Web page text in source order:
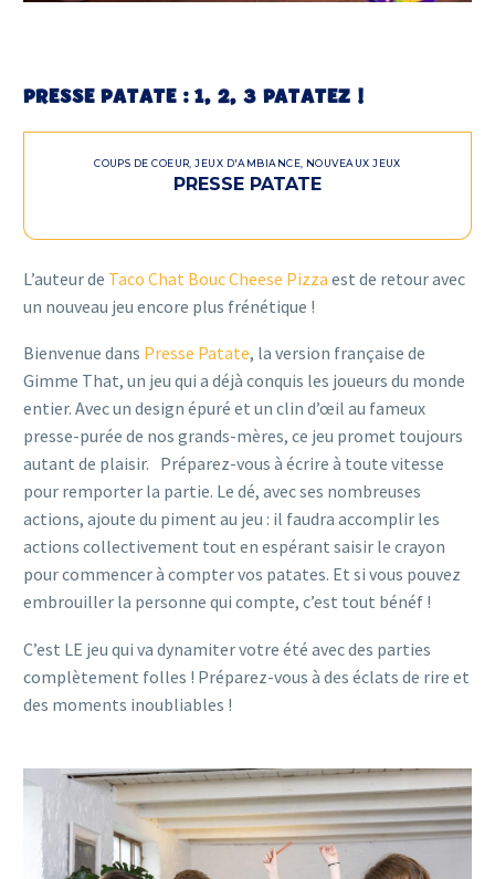
PRESSE PATATE : 1, 2, 3 PATATEZ !
COUPS DE COEUR ,JEUX D'AMBIANCE NOUVEAUX JEUX
PRESSE PATATE
L’auteur de Taco Chat Bouc Cheese Pizza est de retour avec
un nouveau jeu encore plus frénétique !
Bienvenue dans Presse Patate, la version française de
Gimme That, un jeu qui a déjà conquis les joueurs du monde
entier. Avec un design épuré et un clin d’œil au fameux
presse-purée de nos grands-mères, ce jeu promet toujours
autant de plaisir. Préparez-vous à écrire à toute vitesse
pour remporter la partie. Le dé, avec ses nombreuses
actions, ajoute du piment au jeu : il faudra accomplir les
actions collectivement tout en espérant saisir le crayon
pour commencer à compter vos patates. Et si vous pouvez
embrouiller la personne qui compte, c’est tout bénéf !
C’est LE jeu qui va dynamiter votre été avec des parties
complètement folles ! Préparez-vous à des éclats de rire et
des moments inoubliables !